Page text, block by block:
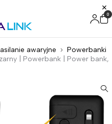
0
awaryjne
Powerbanki
| Powerbank | Power bank,